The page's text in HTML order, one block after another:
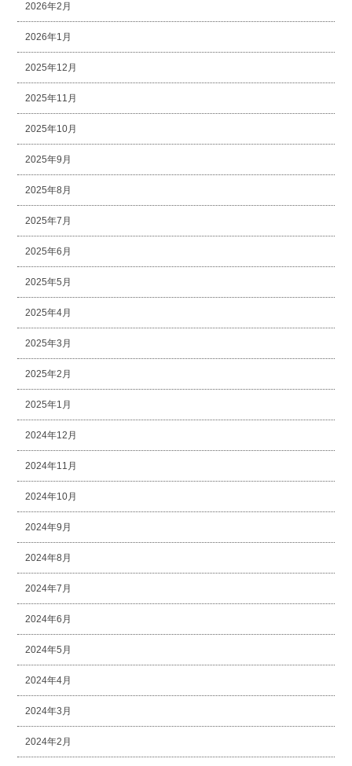
2026年2月
2026年1月
2025年12月
2025年11月
2025年10月
2025年9月
2025年8月
2025年7月
2025年6月
2025年5月
2025年4月
2025年3月
2025年2月
2025年1月
2024年12月
2024年11月
2024年10月
2024年9月
2024年8月
2024年7月
2024年6月
2024年5月
2024年4月
2024年3月
2024年2月